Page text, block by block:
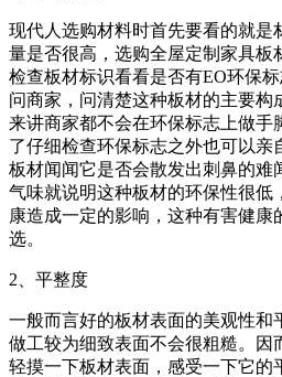
现代人选购材料时首先要看的就是
量是否很高，选购全屋定制家具板
检查板材标识看看是否有EO环保
问商家，问清楚这种板材的主要构
来讲商家都不会在环保标志上做手
了仔细检查环保标志之外也可以亲
板材闻闻它是否会散发出刺鼻的难
气味就说明这种板材的环保性很低
康造成一定的影响，这种有害健康
选。
2、平整度
一般而言好的板材表面的美观性和
做工较为细致表面不会很粗糙。因
轻摸一下板材表面，感受一下它的